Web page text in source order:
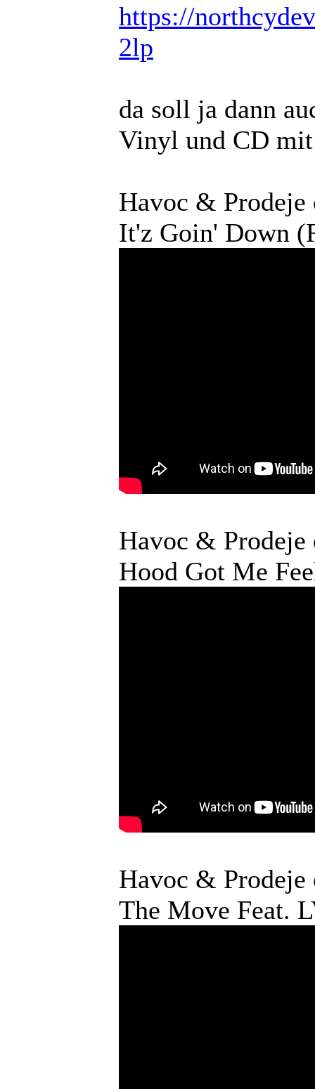
https://
2lp
da soll ja dann
Vinyl und CD
Havoc &
It'z Goin' Down
Havoc &
Hood Got Me
Havoc &
The Move Feat.